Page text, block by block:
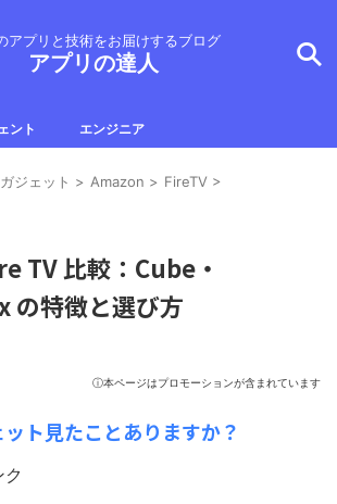
アプリと技術をお届けするブログ
アプリの達人
ント エンジニア
ジェット > Amazon > FireTV >
TV 比較：Cube・
の特徴と選び方
ⓘ本ページはプロモーションが含まれています
ト見たことありますか？